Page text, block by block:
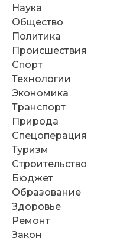
Наука
Общество
Политика
Происшествия
Спорт
Технологии
Экономика
Транспорт
Природа
Спецоперация
Туризм
Строительство
Бюджет
Образование
Здоровье
Ремонт
Закон